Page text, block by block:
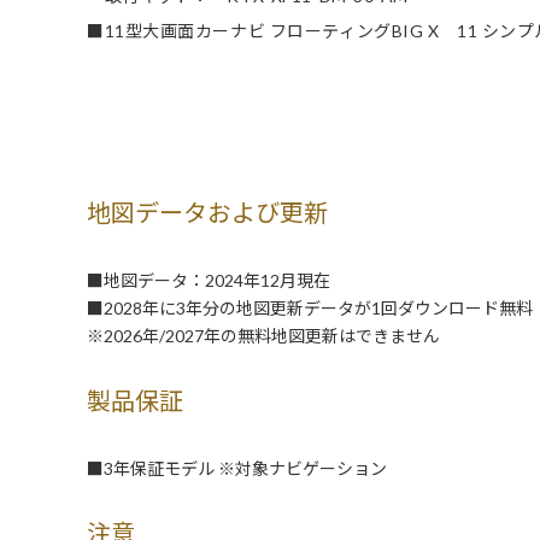
■11型大画面カーナビ フローティングBIG X 11 シンプ
地図データおよび更新
■地図データ：2024年12月現在
■2028年に3年分の地図更新データが1回ダウンロード無料
※2026年/2027年の無料地図更新はできません
製品保証
■3年保証モデル ※対象ナビゲーション
注意